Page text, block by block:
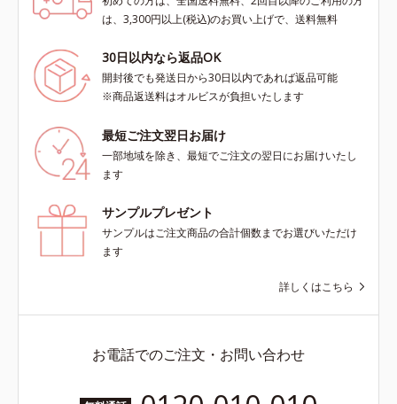
は、3,300円以上(税込)のお買い上げで、送料無料
30日以内なら返品OK
開封後でも発送日から30日以内であれば返品可能
※商品返送料はオルビスが負担いたします
最短ご注文翌日お届け
一部地域を除き、最短でご注文の翌日にお届けいたし
ます
サンプルプレゼント
サンプルはご注文商品の合計個数までお選びいただけ
ます
詳しくはこちら
お電話でのご注文・お問い合わせ